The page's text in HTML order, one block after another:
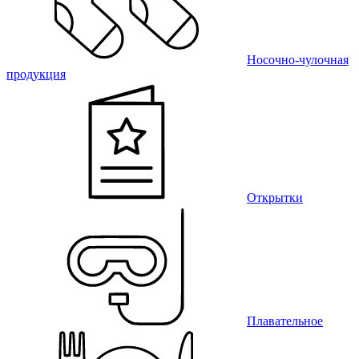
Носочно-чулочная
продукция
Открытки
Плавательное